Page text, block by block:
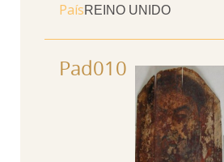
PaísREINO UNIDO
Pad010